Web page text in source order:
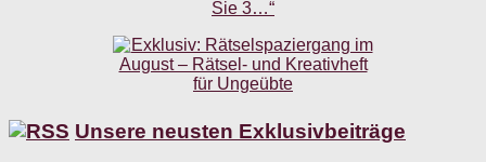
Unsere neusten Exklusivbeiträge